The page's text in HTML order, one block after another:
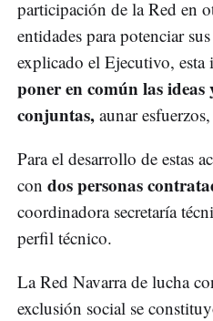
participación de la Red en
entidades para potenciar
explicado el Ejecutivo,
poner en común las ideas
conjuntas, aunar
Para el desarrollo de estas
con dos personas
coordinadora secretaría
perfil técnico.
La Red Navarra de lucha
exclusión social se